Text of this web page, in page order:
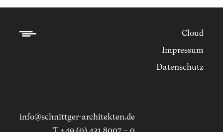
Cloud
Impressum
Datenschutz
info@schnittger-architekten.de